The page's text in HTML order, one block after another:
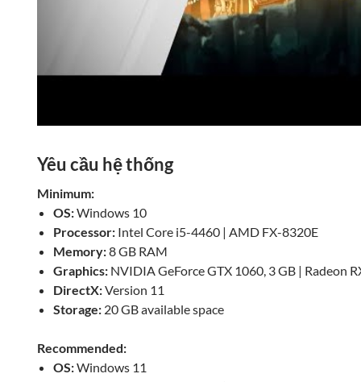
Yêu cầu hệ thống
Minimum:
OS:Windows 10
Processor: Intel Core i5-4460 | AMD FX-8320E
Memory:8 GB RAM
Graphics: NVIDIA GeForce GTX 1060, 3 GB | Radeon
DirectX:Version 11
Storage: 20 GB available space
Recommended:
OS:Windows 11